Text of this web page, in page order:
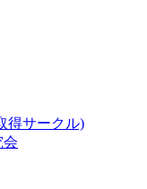
サークル)